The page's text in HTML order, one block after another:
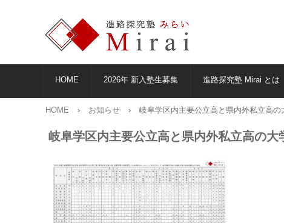
HOME 2026年 新入塾生募集 進路探究塾 Mirai とは
HOME › お知らせ › 岐阜学区内主要公立高と県内外私立高の
岐阜学区内主要公立高と県内外私立高の大